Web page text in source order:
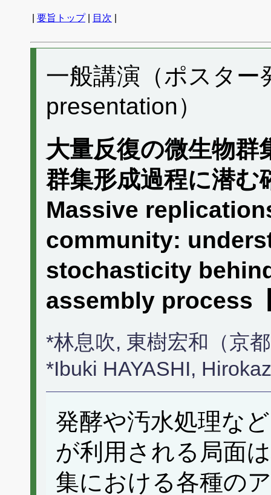
要旨トップ| 目次
一般講演（ポスタ
presentation）
大量反復の微生物
群集形成過程に潜む
Massive
community:
stochasticity
assembly process
*林息吹, 東樹宏和（京
*Ibuki HAYASHI,
発酵や汚水処理な
が利用される局面
集における各種の